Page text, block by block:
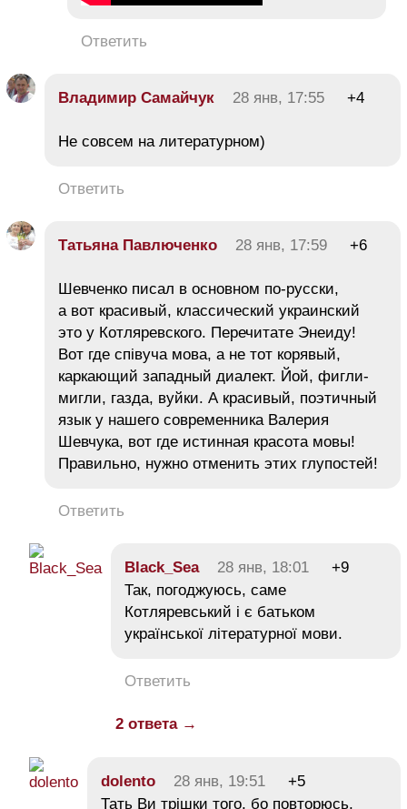
Ответить
Владимир Самайчук 28 янв, 17:55 +4
Не совсем на литературном)
Ответить
Татьяна Павлюченко 28 янв, 17:59 +6
Шевченко писал в основном по-русски,
а вот красивый, классический украинский
это у Котляревского. Перечитате Энеиду!
Вот где спiвуча мова, а не тот корявый,
каркающий западный диалект. Йой, фигли-
мигли, газда, вуйки. А красивый, поэтичный
язык у нашего современника Валерия
Шевчука, вот где истинная красота мовы!
Правильно, нужно отменить этих глупостей!
Ответить
Black_Sea 28 янв, 18:01
+9
Так, погоджуюсь, саме
Котляревський і є батьком
української літературної мови.
Ответить
2 ответа →
dolento 28 янв, 19:51
+5
Тать Ви трішки того, бо повторюсь,